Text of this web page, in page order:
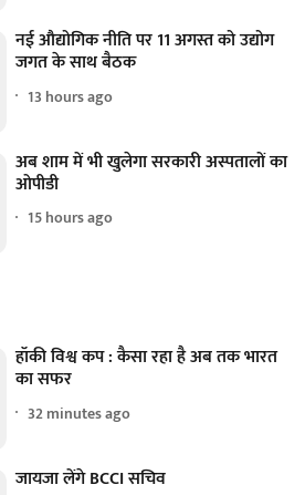
नई औद्योगिक नीति पर 11 अगस्त को उद्योग
जगत के साथ बैठक
13 hours ago
अब शाम में भी खुलेगा सरकारी अस्पतालों का
ओपीडी
15 hours ago
हॉकी विश्व कप : कैसा रहा है अब तक भारत
का सफर
32 minutes ago
जायजा लेंगे BCCI सचिव